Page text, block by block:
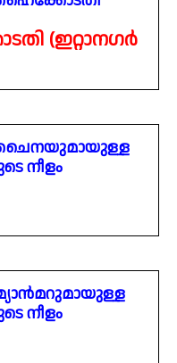
(ഇറ്റാനഗർ
ചൈനയുമായുള്ള
നീളം
നീളം